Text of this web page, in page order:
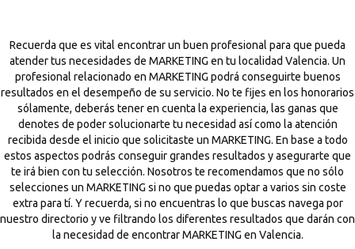
Recuerda que es vital encontrar un buen profesional para que pueda
atender tus necesidades de MARKETING en tu localidad Valencia. Un
profesional relacionado en MARKETING podrá conseguirte buenos
resultados en el desempeño de su servicio. No te fijes en los honorarios
sólamente, deberás tener en cuenta la experiencia, las ganas que
denotes de poder solucionarte tu necesidad así como la atención
recibida desde el inicio que solicitaste un MARKETING. En base a todo
estos aspectos podrás conseguir grandes resultados y asegurarte que
te irá bien con tu selección. Nosotros te recomendamos que no sólo
selecciones un MARKETING si no que puedas optar a varios sin coste
extra para tí. Y recuerda, si no encuentras lo que buscas navega por
nuestro directorio y ve filtrando los diferentes resultados que darán con
la necesidad de encontrar MARKETING en Valencia.